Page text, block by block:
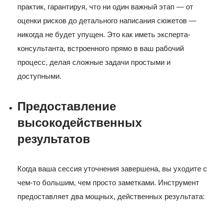
практик, гарантируя, что ни один важный этап — от
оценки рисков до детального написания сюжетов —
никогда не будет упущен. Это как иметь эксперта-
консультанта, встроенного прямо в ваш рабочий
процесс, делая сложные задачи простыми и
доступными.
Предоставление
высокодейственных
результатов
Когда ваша сессия уточнения завершена, вы уходите с
чем-то большим, чем просто заметками. Инструмент
предоставляет два мощных, действенных результата: